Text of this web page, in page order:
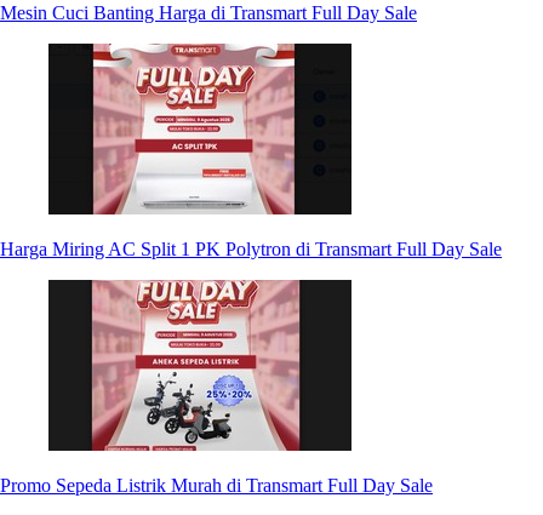
Mesin Cuci Banting Harga di Transmart Full Day Sale
Harga Miring AC Split 1 PK Polytron di Transmart Full Day Sale
Promo Sepeda Listrik Murah di Transmart Full Day Sale